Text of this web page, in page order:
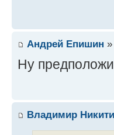
Андрей Епишин
Ну
Владимир